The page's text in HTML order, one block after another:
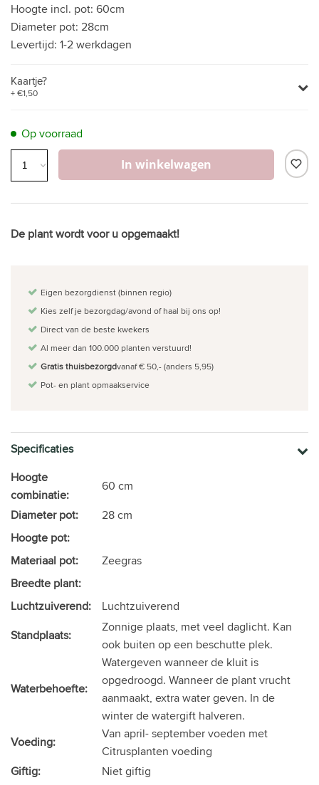
Hoogte incl. pot: 60cm
Diameter pot: 28cm
Levertijd: 1-2 werkdagen
Kaartje?
+ €1,50
Op voorraad
In winkelwagen
De plant wordt voor u opgemaakt!
Eigen bezorgdienst (binnen regio)
Kies zelf je bezorgdag/avond of haal bij ons op!
Direct van de beste kwekers
Al meer dan 100.000 planten verstuurd!
Gratis thuisbezorgdvanaf € 50,- (anders 5,95)
Pot- en plant opmaakservice
Specificaties
Hoogte
combinatie:
60 cm
Diameter pot:
28 cm
Hoogte pot:
Materiaal pot:
Zeegras
Breedte plant:
Luchtzuiverend:
Luchtzuiverend
Standplaats:
Zonnige plaats, met veel daglicht. Kan
ook buiten op een beschutte plek.
Waterbehoefte:
Watergeven wanneer de kluit is
opgedroogd. Wanneer de plant vrucht
aanmaakt, extra water geven. In de
winter de watergift halveren.
Voeding:
Van april- september voeden met
Citrusplanten voeding
Giftig:
Niet giftig